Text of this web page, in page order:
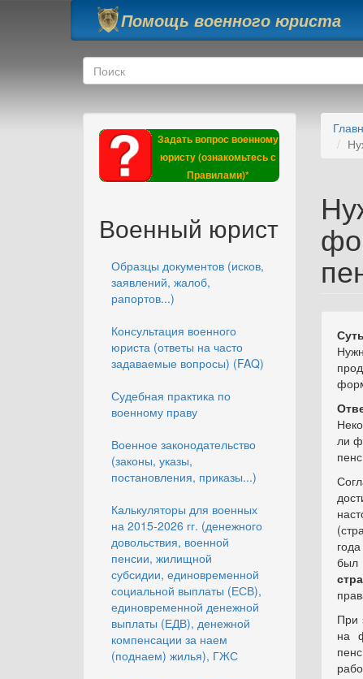
Перейти к основному содержанию
Помощь военного юриста
Форма поиска
Поиск
Задать вопрос военному
юристу (ознакомьтесь с
Правилами)*
Военный юрист
Образцы документов (исков,
заявлений, жалоб,
рапортов...)
Консультация военного
юриста (ответы на часто
задаваемые вопросы) (FAQ)
Судебная практика по
военному праву
Военное законодательство
(законы, указы,
постановления, приказы...)
Калькуляторы для военных
на 2015-2026 гг. (денежного
довольствия, военной
пенсии, жилищной
субсидии, единовременной
социальной выплаты (ЕСВ),
единовременной денежной
выплаты (ЕДВ), денежной
компенсации за наем
(поднаем) жилья), ГЖС
ли
был
При
на